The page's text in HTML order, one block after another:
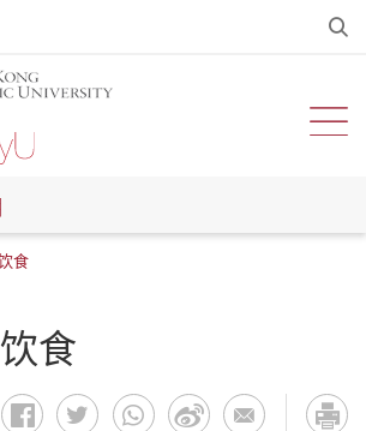
开
食
食